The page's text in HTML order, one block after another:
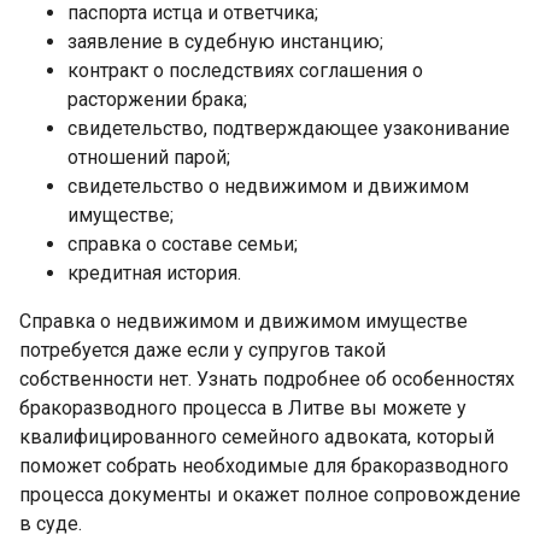
паспорта истца и ответчика;
заявление в судебную инстанцию;
контракт о последствиях соглашения о
расторжении брака;
свидетельство, подтверждающее узаконивание
отношений парой;
свидетельство о недвижимом и движимом
имуществе;
справка о составе семьи;
кредитная история.
Справка о недвижимом и движимом имуществе
потребуется даже если у супругов такой
собственности нет. Узнать подробнее об особенностях
бракоразводного процесса в Литве вы можете у
квалифицированного семейного адвоката, который
поможет собрать необходимые для бракоразводного
процесса документы и окажет полное сопровождение
в суде.